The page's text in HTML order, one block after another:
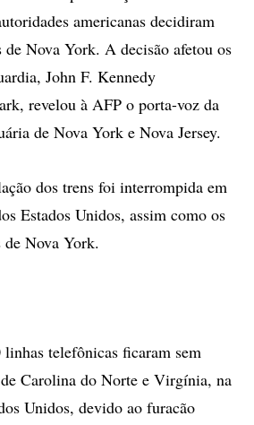
americanas decidiram
de Nova York. A decisão afetou os
John F. Kennedy
revelou à AFP o porta-voz da
de Nova York e Nova Jersey.
dos trens foi interrompida em
Estados Unidos, assim como os
Nova York.
telefônicas ficaram sem
Carolina do Norte e Virgínia, na
Unidos, devido ao furacão